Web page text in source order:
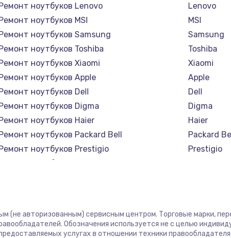
ноутбуков Lenovo
ноутбуков MSI
ноутбуков Samsung
ноутбуков Toshiba
ноутбуков Xiaomi
ноутбуков Apple
ноутбуков Dell
ноутбуков Digma
ноутбуков Haier
ноутбуков Packard Bell
ноутбуков Prestigio
Ремонт ноутбуков Microsoft
ноутбуков Aorus
ноутбуков Maibenben
Lenovo
MSI
Samsung
Toshiba
Xiaomi
Apple
Dell
Digma
Haier
Packard
Prestigio
Aorus
Maibenben
(не авторизованным) сервисным центром. Торговые марки,
Обозначения используется не с целью
услугах в отношении техники правообладателя